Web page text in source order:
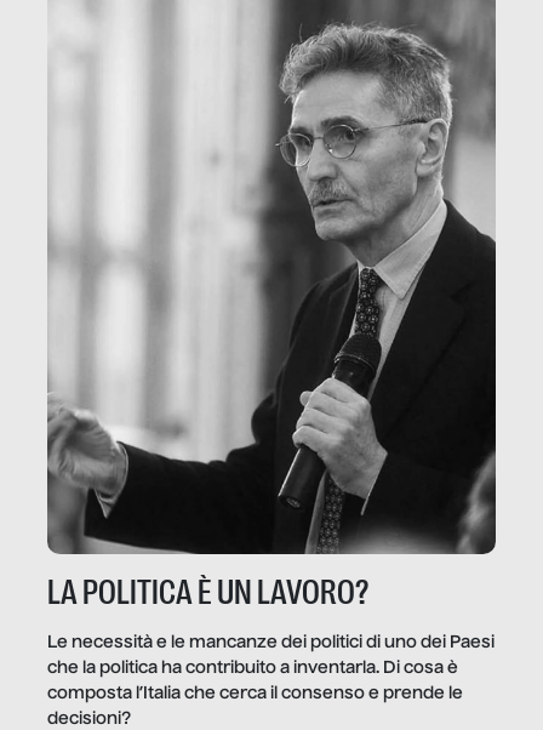
LA POLITICA È UN LAVORO?
Le necessità e le mancanze dei politici di uno dei Paesi
che la politica ha contribuito a inventarla. Di cosa è
composta l’Italia che cerca il consenso e prende le
decisioni?